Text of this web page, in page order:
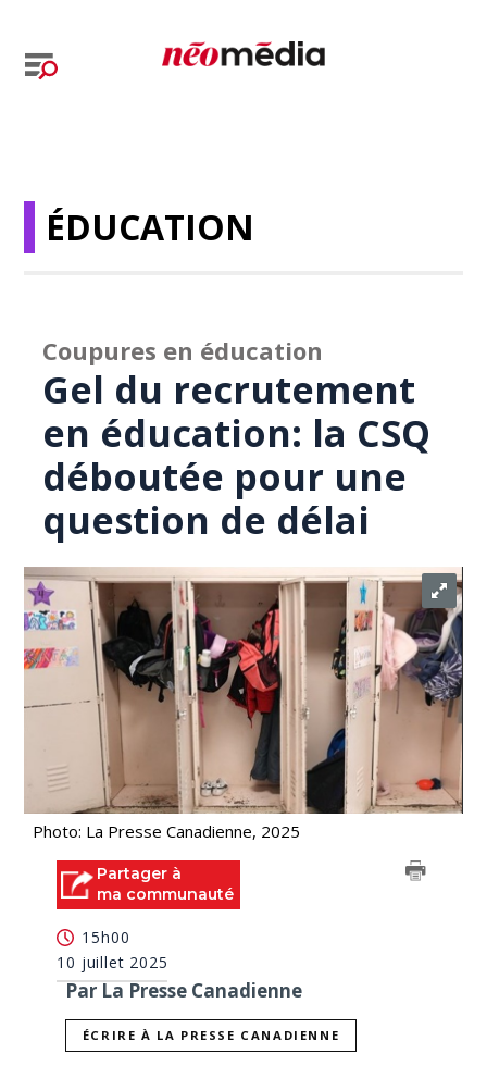
ÉDUCATION
Coupures en éducation
Gel du recrutement
en éducation: la CSQ
déboutée pour une
question de délai
Photo: La Presse Canadienne, 2025
Partager à
ma communauté
15h00
10 juillet 2025
Par La Presse Canadienne
ÉCRIRE À LA PRESSE CANADIENNE